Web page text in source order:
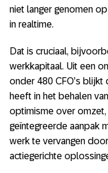
niet langer genomen
in realtime.
Dat is cruciaal,
werkkapitaal. Uit een
onder 480 CFO’s
heeft in het behalen
optimisme over omzet,
geïntegreerde aanpak
werk te vervangen
actiegerichte